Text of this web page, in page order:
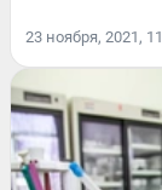
23 ноября, 2021,